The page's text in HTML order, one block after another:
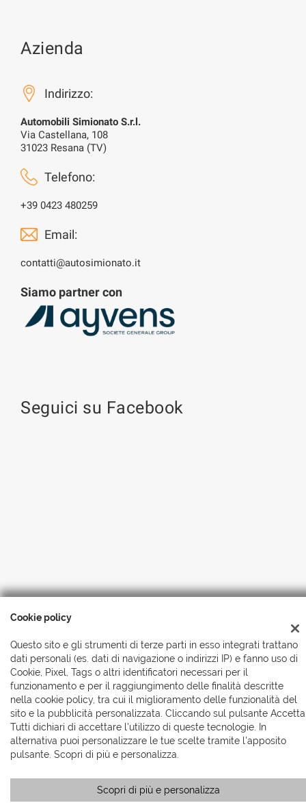
Azienda
Indirizzo:
Automobili Simionato S.r.l.
Via Castellana, 108
31023 Resana (TV)
Telefono:
+39 0423 480259
Email:
contatti@autosimionato.it
Siamo partner con
Seguici su Facebook
riservati
Leggi l'informativa sulla privacy Cookie Policy
Cookie policy
Questo sito e gli strumenti di terze parti in esso integrati trattano
dati personali (es. dati di navigazione o indirizzi IP) e fanno uso di
Cookie, Pixel, Tags o altri identificatori necessari per il
funzionamento e per il raggiungimento delle finalità descritte
nella cookie policy, tra cui il miglioramento delle funzionalità del
sito e la pubblicità personalizzata. Cliccando sul pulsante Accetta
Tutti dichiari di accettare l'utilizzo di queste tecnologie. In
alternativa puoi personalizzare le tue scelte tramite l'apposito
pulsante. Scopri di più e personalizza.
Scopri di più e personalizza